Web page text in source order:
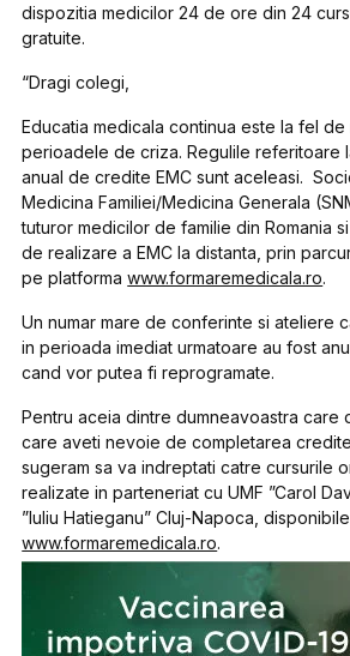
dispozitia medicilor 24 de ore din 24
gratuite.
“Dragi colegi,
Educatia medicala continua este la fel de
perioadele de criza. Regulile referitoare
anual de credite EMC sunt aceleasi.
Medicina Familiei/Medicina Generala
tuturor medicilor de familie din Romania
de realizare a EMC la distanta, prin
pe platformawww.formaremedicala.ro.
Un numar mare de conferinte si ateliere
in perioada imediat urmatoare au fost
cand vor putea fi reprogramate.
Pentru aceia dintre dumneavoastra care
care aveti nevoie de completarea
sugeram sa va indreptati catre cursurile
realizate in parteneriat cu UMF ”Carol
”Iuliu Hatieganu” Cluj-Napoca,
www.formaremedicala.ro.